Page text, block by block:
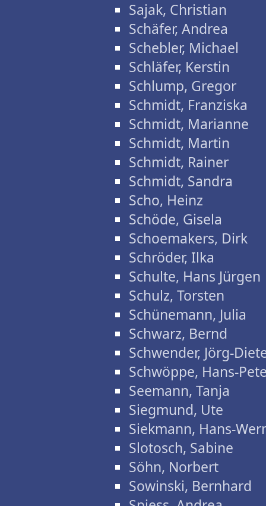
Sajak, Christian
Schäfer, Andrea
Schebler, Michael
Schläfer, Kerstin
Schlump, Gregor
Schmidt, Franziska
Schmidt, Marianne
Schmidt, Martin
Schmidt, Rainer
Schmidt, Sandra
Scho, Heinz
Schöde, Gisela
Schoemakers, Dirk
Schröder, Ilka
Schulte, Hans Jürgen
Schulz, Torsten
Schünemann, Julia
Schwarz, Bernd
Schwender, Jörg-
Schwöppe, Hans-
Seemann, Tanja
Siegmund, Ute
Siekmann, Hans-
Slotosch, Sabine
Söhn, Norbert
Sowinski, Bernhard